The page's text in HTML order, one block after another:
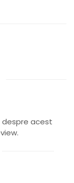
despre acest